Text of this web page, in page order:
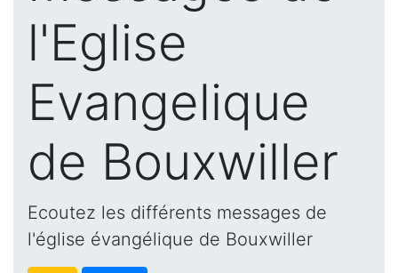
l'Eglise
Evangelique
de Bouxwiller
Ecoutez les différents messages de
l'église évangélique de Bouxwiller